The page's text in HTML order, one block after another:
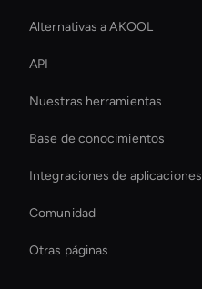
Alternativas a AKOOL
API
Nuestras herramientas
Base de conocimientos
Integraciones de aplicaciones
Comunidad
Otras páginas